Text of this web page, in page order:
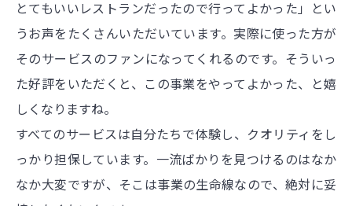
とてもいいレストランだったので行ってよかった」とい
うお声をたくさんいただいています。実際に使った方が
そのサービスのファンになってくれるのです。そういっ
た好評をいただくと、この事業をやってよかった、と嬉
しくなりますね。
すべてのサービスは自分たちで体験し、クオリティをし
っかり担保しています。一流ばかりを見つけるのはなか
なか大変ですが、そこは事業の生命線なので、絶対に妥